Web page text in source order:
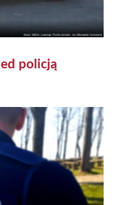
policją